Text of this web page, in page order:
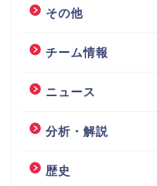
その他
チーム情報
ニュース
分析・解説
歴史